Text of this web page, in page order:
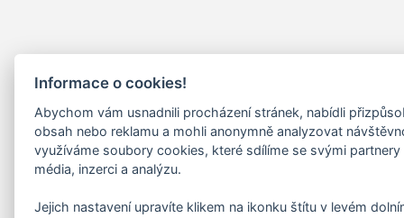
Informace o cookies!
Abychom vám usnadnili procházení stránek, nabídli
obsah nebo reklamu a mohli anonymně analyzovat
využíváme soubory cookies, které sdílíme se svými
média, inzerci a analýzu.
Jejich nastavení upravíte klikem na ikonku štítu v levém